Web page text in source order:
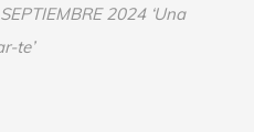
2024 ‘Una
te’